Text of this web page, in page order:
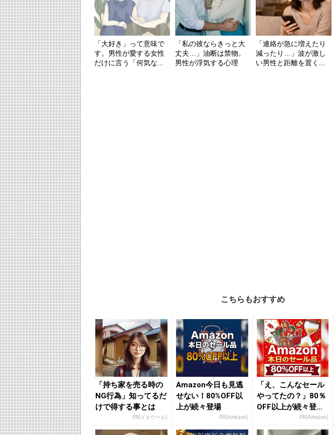
「大好き」って意味で
す。男性が愛する女性
だけに言う「何気な...
「私の彼ならきっと大
丈夫…」油断は禁物。
男性が浮気する心理
「連絡が急に増えたり
減ったり…」波が激し
い男性と距離を置く...
こちらもおすすめ
「持ち家を売る時の
NG行為」知ってるだ
けで得する事とは
PR(イエウール)
Amazon今日も見逃
せない！80%OFF以
上が続々登場
PR(Amazon)
「え、こんなセール
やってたの？」80％
OFF以上が続々登
場！Amazonの本気
が...
PR(Amazon)